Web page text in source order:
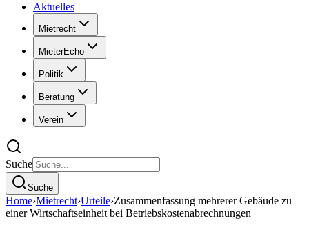
Aktuelles
Mietrecht
MieterEcho
Politik
Beratung
Verein
Suche
Suche
Home›Mietrecht›Urteile›Zusammenfassung mehrerer Gebäude zu
einer Wirtschaftseinheit bei Betriebskostenabrechnungen